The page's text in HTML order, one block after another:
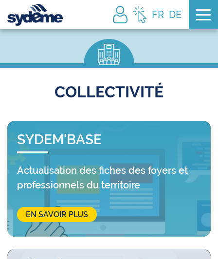
FR DE
COLLECTIVITÉ
SYDEM'BASE
Actualisation des fiches des foyers et
professionnels du territoire
EN SAVOIR PLUS